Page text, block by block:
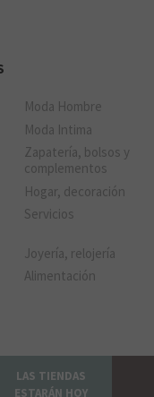
Moda Hombre
Moda Intima
Zapatería, bolsos y
complementos
Hogar, decoración
Servicios
Joyería, relojería
Alimentación
LAS TIENDAS
ESTARÁN HOY